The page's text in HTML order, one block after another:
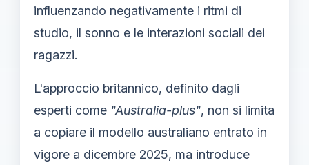
influenzando negativamente i ritmi di
studio, il sonno e le interazioni sociali dei
ragazzi.
L'approccio britannico, definito dagli
esperti come "Australia-plus", non si limita
a copiare il modello australiano entrato in
vigore a dicembre 2025, ma introduce